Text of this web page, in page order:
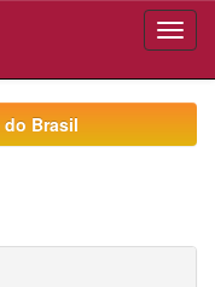
do Brasil